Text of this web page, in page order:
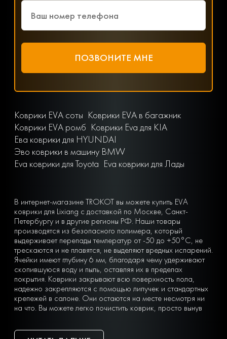
Коврики EVA соты Коврики EVA в багажник
Коврики EVA ромб Коврики Eva для KIA
Ева коврики для HYUNDAI
Эво коврики в машину BMW
Eva коврики для Toyota Eva коврики для Лады
В интернет-магазине TROKOT вы можете купить EVA
коврики для Lixiang с доставкой по Москве, Санкт-
Петербургу и в другие регионы РФ. Наши товары
производятся из безопасного полимера, который
выдерживает перепады температур от -50 до +50°С, не
трескаются и не плавятся, не выделяют вредных испарений.
Ячейки имеют глубину 6 мм, благодаря чему удерживают
скопившуюся воду и пыль, оставляя их в пределах
покрытия. Коврики закрывают всю поверхность пола,
надежно закрепляются с помощью липучек и стандартных
крепежей в салоне. Они остаются на месте несмотря ни
на что. Вы можете легко почистить коврик, просто вынув
дворового шланга.